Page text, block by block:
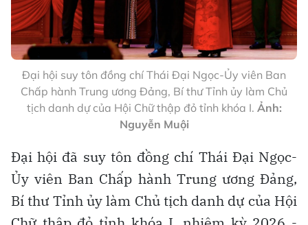
Đại hội suy tôn đồng chí Thái Đại Ngọc-Ủy viên Ban
Chấp hành Trung ương Đảng, Bí thư Tỉnh ủy làm Chủ
tịch danh dự của Hội Chữ thập đỏ tỉnh khóa I. Ảnh:
Nguyễn Muội
Đại hội đã suy tôn đồng chí Thái Đại Ngọc-
Ủy viên Ban Chấp hành Trung ương Đảng,
Bí thư Tỉnh ủy làm Chủ tịch danh dự của Hội